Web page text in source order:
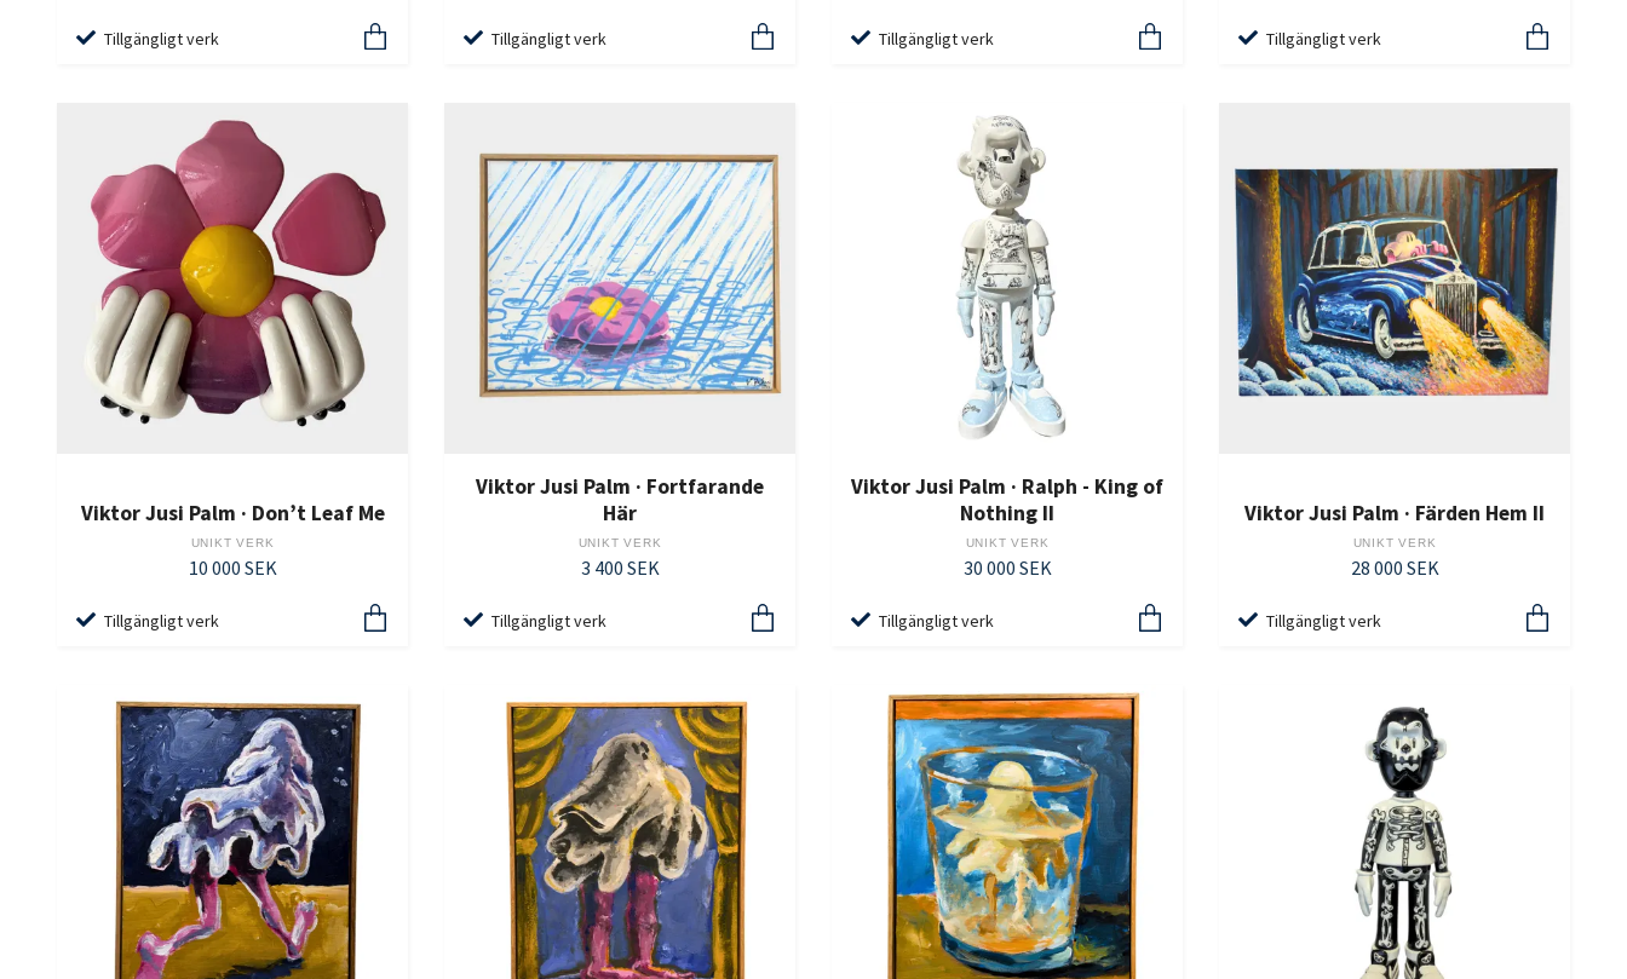
Tillgängligt verk Tillgängligt verk Tillgängligt verk Tillgängligt verk
Viktor Jusi Palm · Don’t Leaf Me
UNIKT VERK
10 000 SEK
Tillgängligt verk
Viktor Jusi Palm · Fortfarande
Här
UNIKT VERK
3 400 SEK
Tillgängligt verk
Viktor Jusi Palm · Ralph - King of
Nothing II
UNIKT VERK
30 000 SEK
Tillgängligt verk
Viktor Jusi Palm · Färden Hem II
UNIKT VERK
28 000 SEK
Tillgängligt verk